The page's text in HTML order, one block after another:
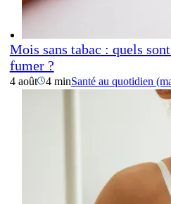
Mois sans tabac : quels
fumer ?
4 août 4 minSanté au quotidien